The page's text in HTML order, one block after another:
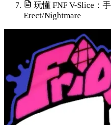
玩懂 FNF V-Slice：
Erect/Nightmare